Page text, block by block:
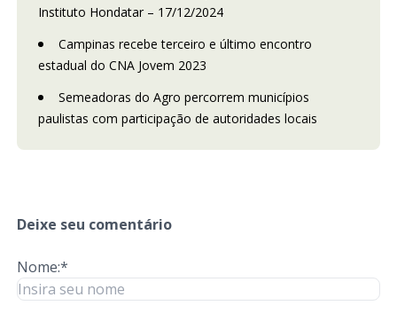
Instituto Hondatar – 17/12/2024
Campinas recebe terceiro e último encontro
estadual do CNA Jovem 2023
Semeadoras do Agro percorrem municípios
paulistas com participação de autoridades locais
Deixe seu comentário
Nome:*